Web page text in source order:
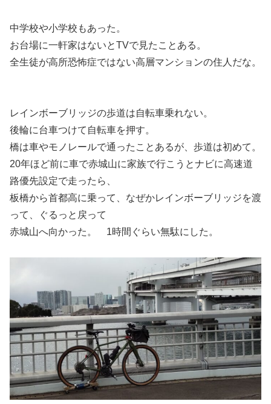
中学校や小学校もあった。
お台場に一軒家はないとTVで見たことある。
全生徒が高所恐怖症ではない高層マンションの住人だな。
レインボーブリッジの歩道は自転車乗れない。
後輪に台車つけて自転車を押す。
橋は車やモノレールで通ったことあるが、歩道は初めて。
20年ほど前に車で赤城山に家族で行こうとナビに高速道
路優先設定で走ったら、
板橋から首都高に乗って、なぜかレインボーブリッジを渡
って、ぐるっと戻って
赤城山へ向かった。 1時間ぐらい無駄にした。